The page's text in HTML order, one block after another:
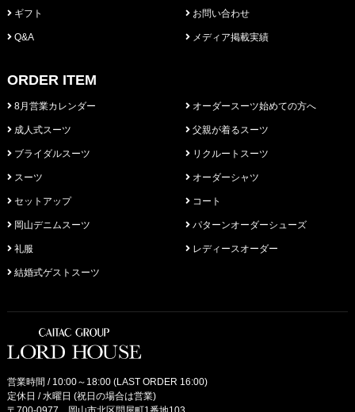
ギフト
Q&A
お問い合わせ
メディア掲載実績
ORDER ITEM
8月営業カレンダー
成人式スーツ
ブライダルスーツ
スーツ
セットアップ
岡山デニムスーツ
礼服
結婚式ゲストスーツ
オーダースーツ始めての方へ
父親が着るスーツ
リクルートスーツ
オーダーシャツ
コート
パターンオーダーシューズ
レディースオーダー
営業時間 / 10:00～18:00 (LAST ORDER 16:00)
定休日 / 水曜日 (祝日の場合は営業)